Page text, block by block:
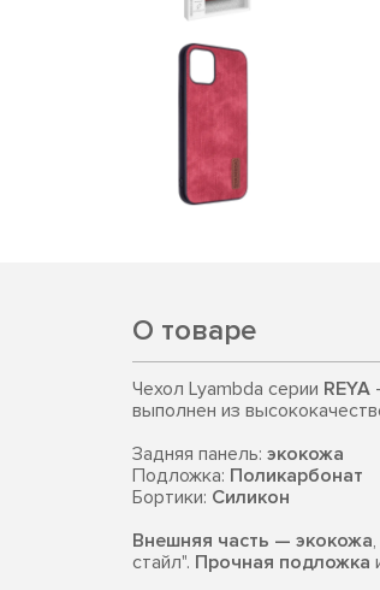
О товаре
Чехол Lyambda серии REYA
выполнен из
Задняя панель: экокожа
Подложка: Поликарбонат
Бортики: Силикон
Внешняя часть — экокожа
стайл". Прочная подложка